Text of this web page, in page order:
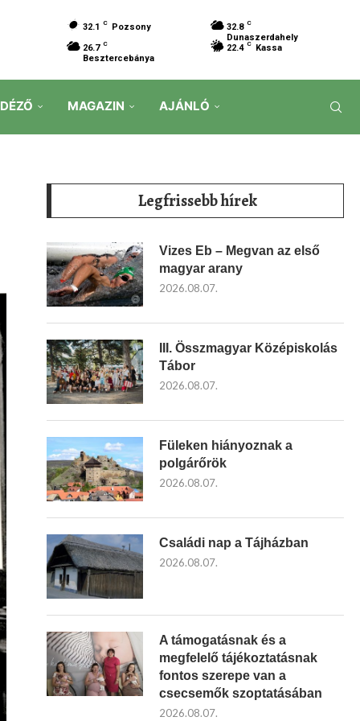
32.1 C Pozsony 32.8 C
Dunaszerdahely
26.7 C
Besztercebánya
22.4 C Kassa
MAGAZIN AJÁNLÓ
Legfrissebb hírek
Vizes Eb – Megvan az első
magyar arany
2026.08.07.
III. Összmagyar Középiskolás
Tábor
2026.08.07.
Füleken hiányoznak a
polgárőrök
2026.08.07.
Családi nap a Tájházban
2026.08.07.
A támogatásnak és a
megfelelő tájékoztatásnak
fontos szerepe van a
csecsemők szoptatásában
2026.08.07.